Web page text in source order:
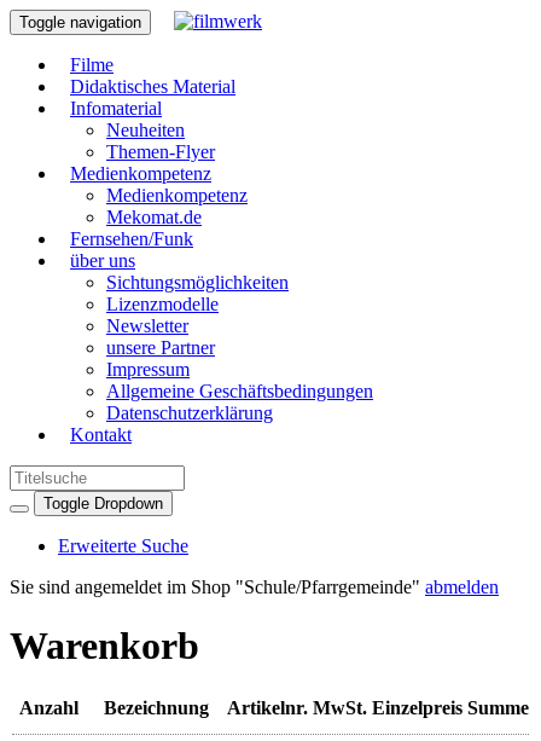
Toggle navigation
Filme
Didaktisches Material
Infomaterial
Neuheiten
Themen-Flyer
Medienkompetenz
Medienkompetenz
Mekomat.de
Fernsehen/Funk
über uns
Sichtungsmöglichkeiten
Lizenzmodelle
Newsletter
unsere Partner
Impressum
Allgemeine Geschäftsbedingungen
Datenschutzerklärung
Kontakt
Toggle Dropdown
Erweiterte Suche
Sie sind angemeldet im Shop "Schule/Pfarrgemeinde" abmelden
Warenkorb
Anzahl Bezeichnung Artikelnr. MwSt. Einzelpreis Summe